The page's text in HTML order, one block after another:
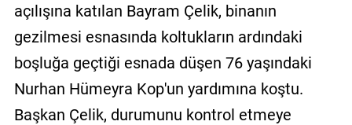
Kullanıcı
Sözleşmesi
açılışına katılan Bayram Çelik, binanın
gezilmesi esnasında koltukların ardındaki
boşluğa geçtiği esnada düşen 76 yaşındaki
Nurhan Hümeyra Kop'un yardımına koştu.
Başkan Çelik, durumunu kontrol etmeye